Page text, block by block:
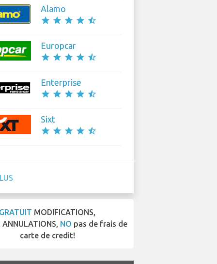
Alamo
star star star star star_half
Europcar
star star star star star_half
Enterprise
star star star star star_half
Sixt
star star star star star_half
GRATUIT MODIFICATIONS,
ANNULATIONS, NO pas de frais de
carte de credit!